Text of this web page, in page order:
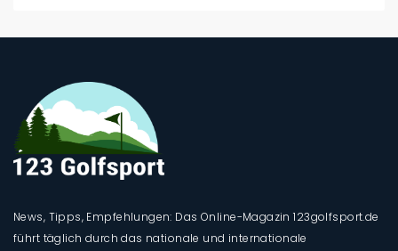
News, Tipps, Empfehlungen: Das Online-Magazin 123golfsport.de
führt täglich durch das nationale und internationale